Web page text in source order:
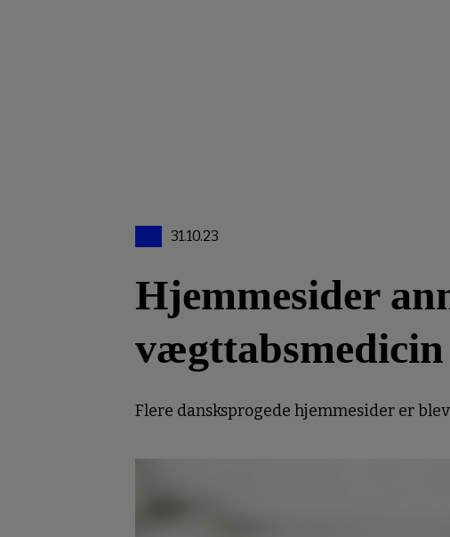
31.10.23
Hjemmesider
vægttabsmedicin
Flere dansksprogede hjemmesider er